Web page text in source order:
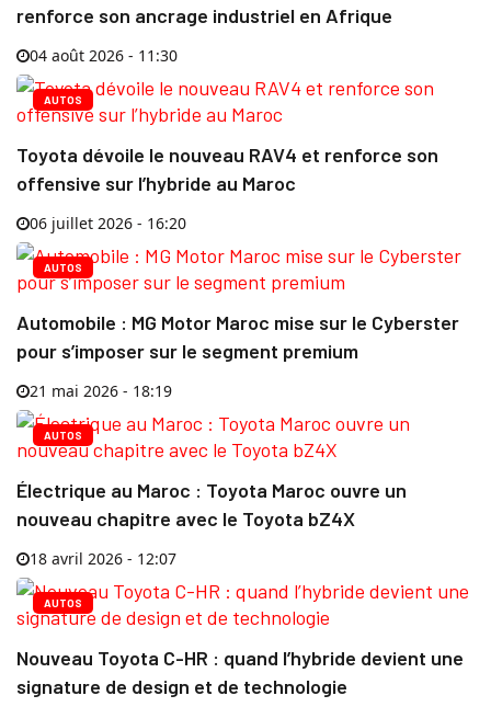
renforce son ancrage industriel en Afrique
04 août 2026 - 11:30
AUTOS
Toyota dévoile le nouveau RAV4 et renforce son
offensive sur l’hybride au Maroc
06 juillet 2026 - 16:20
AUTOS
Automobile : MG Motor Maroc mise sur le Cyberster
pour s’imposer sur le segment premium
21 mai 2026 - 18:19
AUTOS
Électrique au Maroc : Toyota Maroc ouvre un
nouveau chapitre avec le Toyota bZ4X
18 avril 2026 - 12:07
AUTOS
Nouveau Toyota C-HR : quand l’hybride devient une
signature de design et de technologie